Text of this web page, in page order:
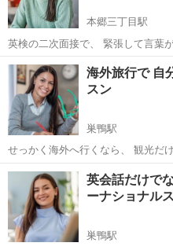
本郷三丁目駅
英検の二次面接で、 緊張して言葉
い。 英語で話す自信がない。 そんな方に向けた、 ネイティブ講師に
よる英検スピーキング対策レッスンです。 講師は、 日本
イティ...
東京 文京区 本郷三丁目駅
海外旅行で 自
スン
巣鴨駅
せっかく海外へ行くなら、 観光だ
てみたい。 そんな方に向けた、 海外旅行向けの英会話レッスンです。
このレッスンでは、 実際の旅行シ
使...
東京 文京区 巣鴨駅 旅
英会話だけで
ーナショナル
巣鴨駅